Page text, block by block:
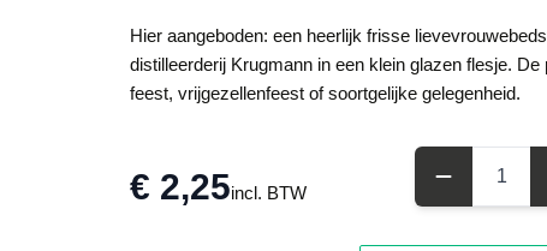
Hier aangeboden: een heerlijk frisse
distilleerderij Krugmann in een klein glazen flesje.
feest, vrijgezellenfeest of soortgelijke gelegenheid.
€ 2,25incl. BTW